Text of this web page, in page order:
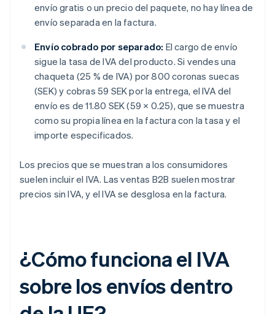
envío gratis o un precio del paquete, no hay línea de
envío separada en la factura.
Envío cobrado por separado: El cargo de envío
sigue la tasa de IVA del producto. Si vendes una
chaqueta (25 % de IVA) por 800 coronas suecas
(SEK) y cobras 59 SEK por la entrega, el IVA del
envío es de 11.80 SEK (59 × 0.25), que se muestra
como su propia línea en la factura con la tasa y el
importe especificados.
Los precios que se muestran a los consumidores
suelen incluir el IVA. Las ventas B2B suelen mostrar
precios sin IVA, y el IVA se desglosa en la factura.
¿Cómo funciona el IVA
sobre los envíos dentro